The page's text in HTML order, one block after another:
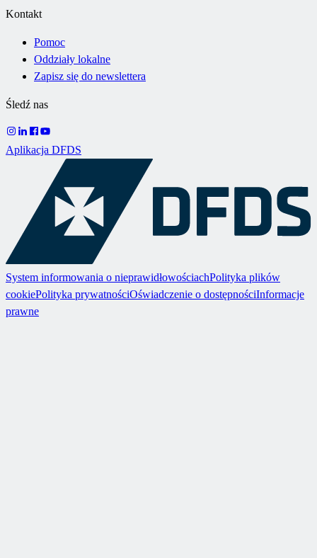
Kontakt
Pomoc
Oddziały lokalne
Zapisz się do newslettera
Śledź nas
Aplikacja DFDS
System informowania o nieprawidłowościachPolityka plików
cookiePolityka prywatnościOświadczenie o dostępnościInformacje
prawne